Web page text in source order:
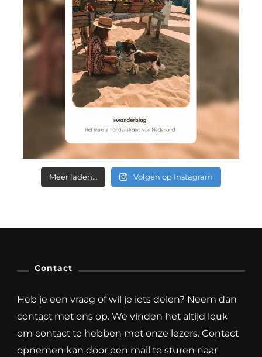
Meer laden… Volgen op Instagram
Contact
Heb je een vraag of wil je iets delen? Neem dan
contact met ons op. We vinden het altijd leuk
om contact te hebben met onze lezers. Contact
opnemen kan door een mail te sturen naar